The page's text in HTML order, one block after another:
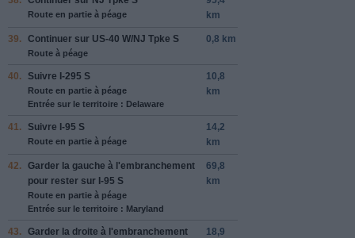
Route en partie à péage
km
39. Continuer sur US-40 W/NJ Tpke S
Route à péage
0,8 km
40. Suivre I-295 S
Route en partie à péage
Entrée sur le territoire : Delaware
10,8
km
41. Suivre I-95 S
Route en partie à péage
14,2
km
42. Garder la gauche à l'embranchement
pour rester sur I-95 S
Route en partie à péage
Entrée sur le territoire : Maryland
69,8
km
43. Garder la droite à l'embranchement
18,9